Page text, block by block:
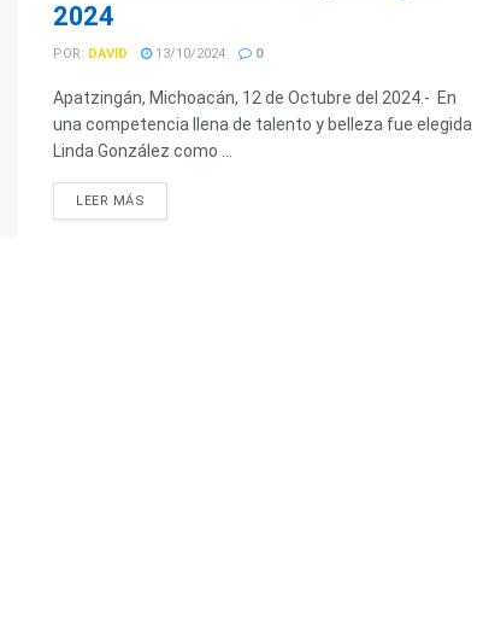
2024
POR: DAVID 13/10/2024 0
Apatzingán, Michoacán, 12 de Octubre del 2024.- En
una competencia llena de talento y belleza fue elegida
Linda González como ...
LEER MÁS